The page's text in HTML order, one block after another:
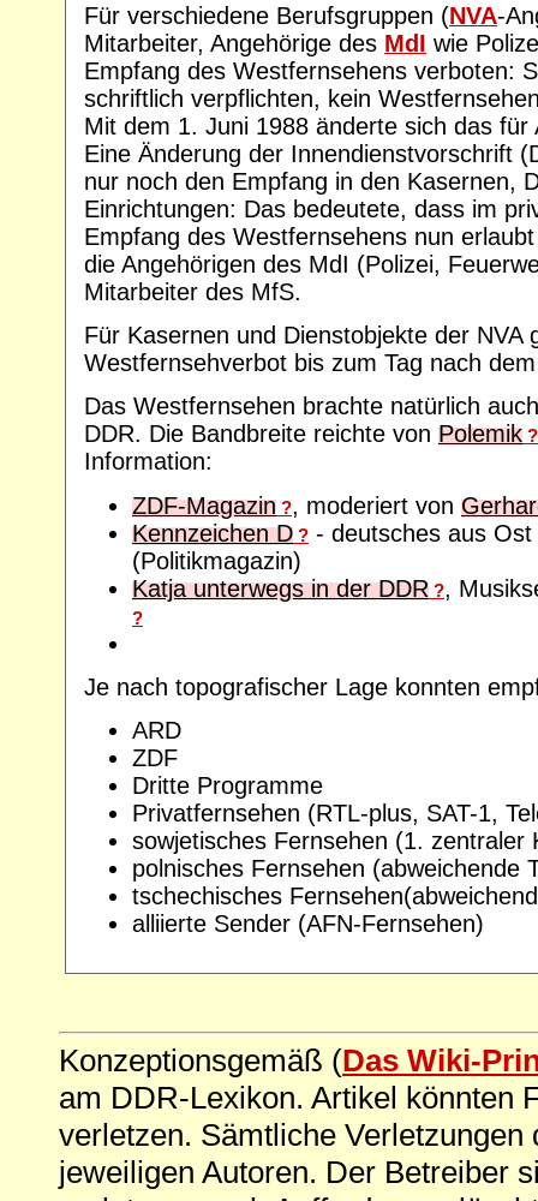
Für verschiedene Berufsgruppen (NVA-
Mitarbeiter, Angehörige des MdI wie
Empfang des Westfernsehens verboten:
schriftlich verpflichten, kein
Mit dem 1. Juni 1988 änderte sich das für
Eine Änderung der Innendienstvorschrift
nur noch den Empfang in den Kasernen,
Einrichtungen: Das bedeutete, dass im
Empfang des Westfernsehens nun
die Angehörigen des MdI (Polizei,
Mitarbeiter des MfS.
Für Kasernen und Dienstobjekte der NVA
Westfernsehverbot bis zum Tag nach
Das Westfernsehen brachte natürlich
DDR. Die Bandbreite reichte von Polemik ?
Information:
ZDF-Magazin ?, moderiert von
Kennzeichen D ? - deutsches aus
(Politikmagazin)
Katja unterwegs in der DDR ?,
?
Je nach topografischer Lage konnten
ARD
ZDF
Dritte Programme
Privatfernsehen (RTL-plus, SAT-1,
sowjetisches Fernsehen (1. zentraler
polnisches Fernsehen (abweichende
tschechisches
alliierte Sender (AFN-Fernsehen)
Konzeptionsgemäß (Das Wiki-
am DDR-Lexikon. Artikel könnten
verletzen. Sämtliche
jeweiligen Autoren. Der Betreiber